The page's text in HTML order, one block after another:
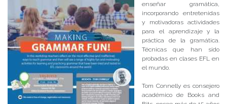
enseñar gramática,
incorporando entretenidas
y motivadoras actividades
para el aprendizaje y la
práctica de la gramática.
Técnicas que han sido
probadas en clases EFL en
el mundo.
Tom Connelly es consejero
académico de Books and